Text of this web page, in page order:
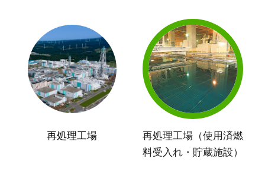
再処理工場
再処理工場（使用済燃
料受入れ・貯蔵施設）